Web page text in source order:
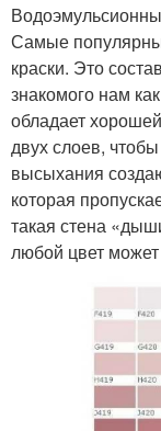
Самые
краски. Это
знакомого нам
обладает
двух слоев,
высыхания
которая
такая стена
любой цвет может